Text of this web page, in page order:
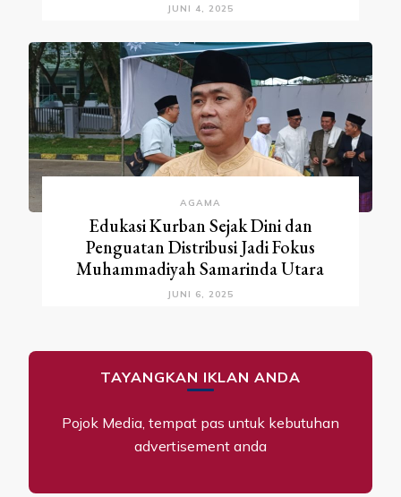
JUNI 4, 2025
AGAMA
Edukasi Kurban Sejak Dini dan
Penguatan Distribusi Jadi Fokus
Muhammadiyah Samarinda Utara
JUNI 6, 2025
TAYANGKAN IKLAN ANDA
Pojok Media, tempat pas untuk kebutuhan
advertisement anda